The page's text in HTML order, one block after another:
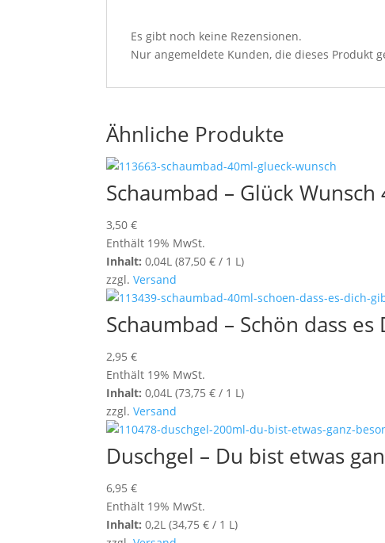
Es gibt noch keine Rezensionen.
Nur angemeldete Kunden, die dieses Produkt
Ähnliche Produkte
Schaumbad – Glück Wunsch
3,50€
Enthält 19% MwSt.
Inhalt: 0,04L (87,50€ / 1 L)
zzgl.Versand
Schaumbad – Schön dass
2,95€
Enthält 19% MwSt.
Inhalt: 0,04L (73,75€ / 1 L)
zzgl.Versand
Duschgel – Du bist etwas
6,95€
Enthält 19% MwSt.
Inhalt: 0,2L (34,75€ / 1 L)